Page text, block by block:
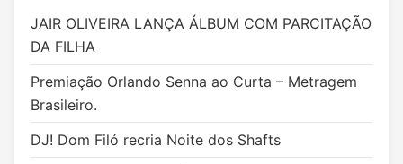
JAIR OLIVEIRA LANÇA ÁLBUM COM PARCITAÇÃO
DA FILHA
Premiação Orlando Senna ao Curta – Metragem
Brasileiro.
DJ! Dom Filó recria Noite dos Shafts